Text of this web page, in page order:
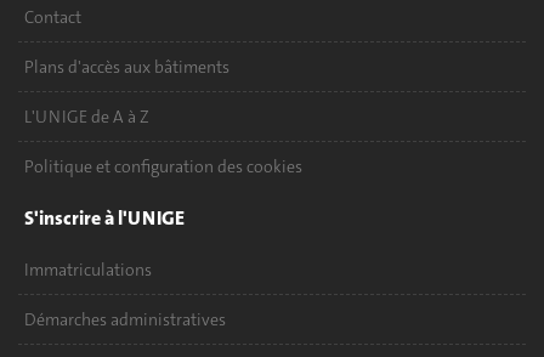
Contact
Plans d'accès aux bâtiments
L'UNIGE de A à Z
Politique et configuration des cookies
S'inscrire à l'UNIGE
Immatriculations
Démarches administratives